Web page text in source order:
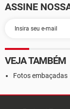
ASSINE
VEJA TAMBÉM
Fotos embaçadas